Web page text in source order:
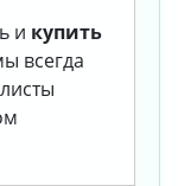
и купить
всегда